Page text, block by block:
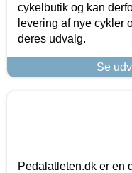
cykelbutik og kan
levering af nye cykler
deres udvalg.
Se
Pedalatleten.dk er en